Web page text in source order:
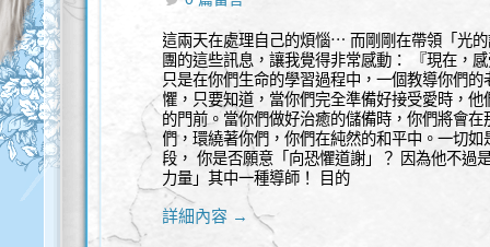
這兩天在處理自己的煩惱⋯ 而剛剛在帶領「光
團的這些訊息，讓我覺得非常感動： 『現在，
只是在你們生命的學習過程中，一個教導你們
懼，只要知道，當你們完全準備好接受愛時，
的門前。當你們做好治癒的儲備時，你們將會
們，環繞著你們，你們在純然的和平中。一切
段， 你是否願意「向恐懼道謝」？ 因為他不過
力量」其中一種導師！ 目的
詳細內容 →